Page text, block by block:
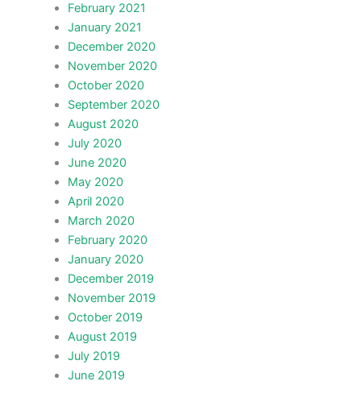
February 2021
January 2021
December 2020
November 2020
October 2020
September 2020
August 2020
July 2020
June 2020
May 2020
April 2020
March 2020
February 2020
January 2020
December 2019
November 2019
October 2019
August 2019
July 2019
June 2019